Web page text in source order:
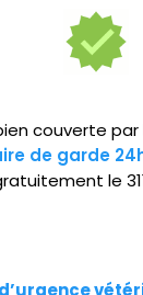
couverte
de garde
le